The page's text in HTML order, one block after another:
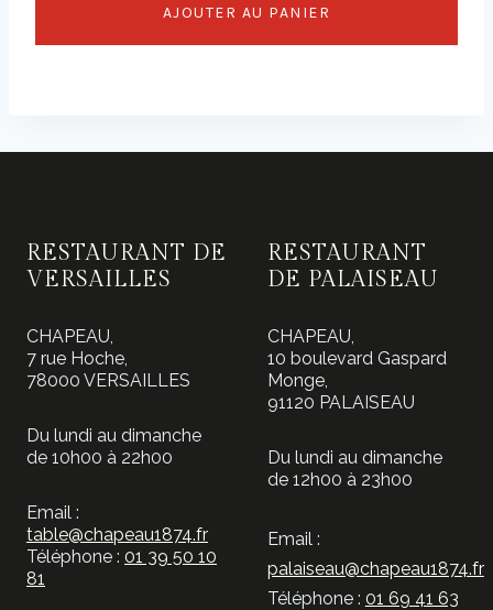
AJOUTER AU PANIER
RESTAURANT DE
VERSAILLES
CHAPEAU,
7 rue Hoche,
78000 VERSAILLES
Du lundi au dimanche
de 10h00 à 22h00
Email :
table@chapeau1874.fr
Téléphone : 01 39 50 10
81
RESTAURANT
DE PALAISEAU
CHAPEAU,
10 boulevard Gaspard
Monge,
91120 PALAISEAU
Du lundi au dimanche
de 12h00 à 23h00
Email :
palaiseau@chapeau1874.fr
Téléphone : 01 69 41 63